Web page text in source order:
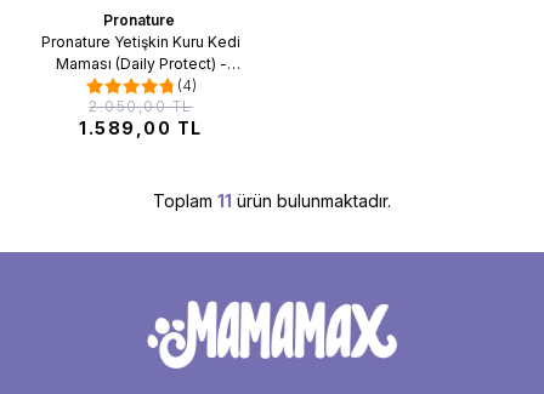
İndirimFavorilere Ekle
Pronature
Pronature Yetişkin Kuru Kedi
Maması (Daily Protect) -
Hamsili ve Pirinçli - 10KG
(4)
2.050,00TL
1.589,00 TL
Toplam 11 ürün bulunmaktadır.